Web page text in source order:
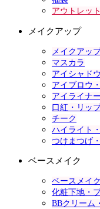
アウトレット
メイクアップ
メイクアッ
マスカラ
アイシャドウ
アイブロウ
アイライナー
口紅・リッ
チーク
ハイライト
つけまつげ
ベースメイク
ベースメイ
化粧下地・
BBクリーム